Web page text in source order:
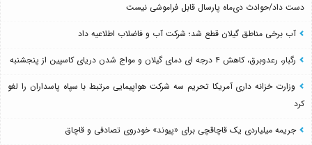
دست داد/حوادث دی‌ماه پارسال قابل فراموشی نیست
آب برخی مناطق گیلان قطع شد؛ شرکت آب و فاضلاب اطلاعیه داد
رگبار، رعدوبرق، کاهش ۴ درجه ای دمای گیلان و مواج شدن دریای کاسپین از پنجشنبه
وزارت خزانه داری آمریکا تحریم سه شرکت هواپیمایی مرتبط با سپاه پاسداران را لغو
کرد
جریمه میلیاردی یک قاچاقچی برای «پیوند» خودروی تصادفی و قاچاق